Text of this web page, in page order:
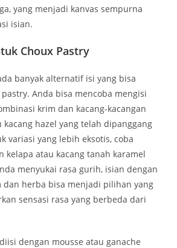
yang menjadi kanvas sempurna
isian.
Choux Pastry
banyak alternatif isi yang bisa
Anda bisa mencoba mengisi
krim dan kacang-kacangan
hazel yang telah dipanggang
variasi yang lebih eksotis, coba
kelapa atau kacang tanah karamel
menyukai rasa gurih, isian dengan
dan herba bisa menjadi pilihan yang
sensasi rasa yang berbeda dari
dengan mousse atau ganache